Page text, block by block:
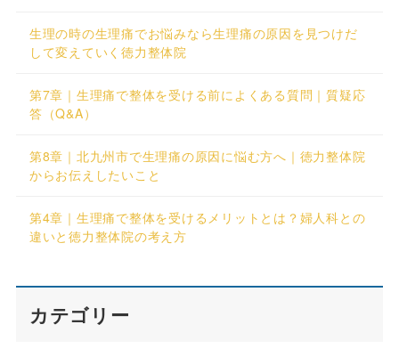
生理の時の生理痛でお悩みなら生理痛の原因を見つけだ
して変えていく徳力整体院
第7章｜生理痛で整体を受ける前によくある質問｜質疑応
答（Q&A）
第8章｜北九州市で生理痛の原因に悩む方へ｜徳力整体院
からお伝えしたいこと
第4章｜生理痛で整体を受けるメリットとは？婦人科との
違いと徳力整体院の考え方
カテゴリー